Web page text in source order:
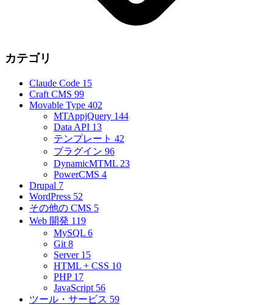
カテゴリ
Claude Code 15
Craft CMS 99
Movable Type 402
MTAppjQuery 144
Data API 13
テンプレート 42
プラグイン 96
DynamicMTML 23
PowerCMS 4
Drupal 7
WordPress 52
その他の CMS 5
Web 開発 119
MySQL 6
Git 8
Server 15
HTML + CSS 10
PHP 17
JavaScript 56
ツール・サービス 59